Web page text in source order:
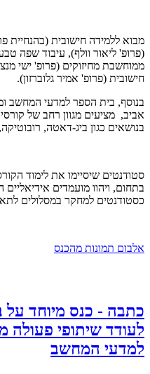
מבוא ללמידה חישובית (בהנחיית
(פרופ' ליאור וולף), עיבוד שפה
ממוחשבת מחיזוקים (פרופ' ישי
חישובית (פרופ' אמיר גלוברזון).
בנוסף, בית הספר למדעי המחשב
אביב, מציעים מגוון רחב של
בנושאים כגון ביג-דאטה,
סטודנטים שיסיימו את לימוד
בתחום, ויהוו מועמדים אידיאליים
כסטודנטים למחקר במסלולים
אלבום תמונות מהכנס
כתבה - כנס מיוחד על
לעודד שיתופי
למדעי המחשב